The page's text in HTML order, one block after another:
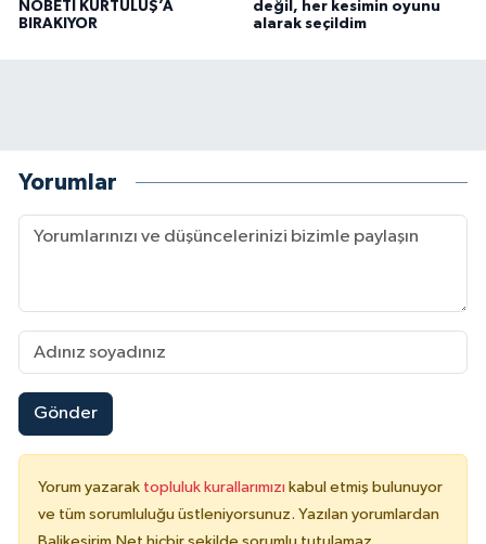
NÖBETİ KURTULUŞ’A
BIRAKIYOR
değil, her kesimin oyunu
alarak seçildim
Yorumlar
Gönder
Yorum yazarak topluluk kurallarımızı kabul etmiş bulunuyor
ve tüm sorumluluğu üstleniyorsunuz. Yazılan yorumlardan